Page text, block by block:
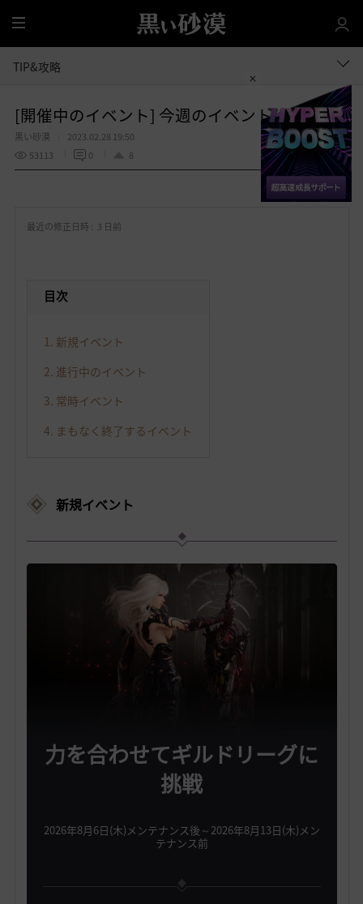
全
体
TIP&攻略
[開催中のイベント] 今週のイベントは？
黒い砂漠
2023.02.28 19:50
53113
0 8
お 共有する
最近の修正日時 : 3 日前
目次
1. 新規イベント
2. 進行中のイベント
3. 常時イベント
4. まもなく終了するイベント
新規イベント
力を合わせてギルドリーグに
挑戦
2026年8月6日(木)メンテナンス後～2026年8月13日(木)メン
テナンス前